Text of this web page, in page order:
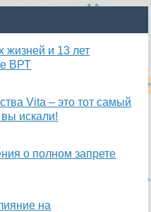
жизней и 13 лет
ВРТ
Vita – это тот самый
искали!
о полном запрете
на